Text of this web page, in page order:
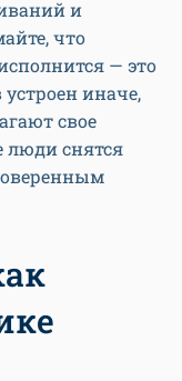
и
что
— это
иначе,
свое
люди снятся